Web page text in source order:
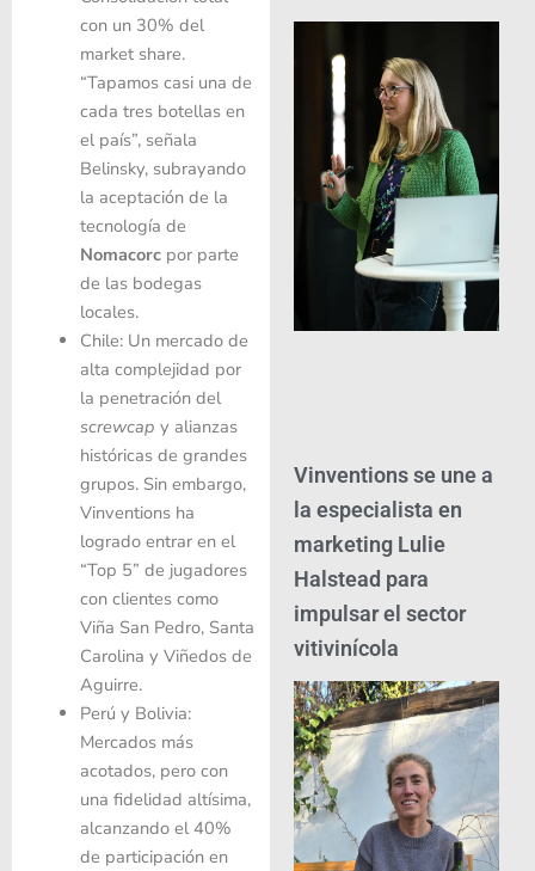
con un 30% del
market share.
“Tapamos casi una de
cada tres botellas en
el país”, señala
Belinsky, subrayando
la aceptación de la
tecnología de
Nomacorcpor parte
de las bodegas
locales.
Chile: Un mercado de
alta complejidad por
la penetración del
screwcap y alianzas
históricas de grandes
grupos. Sin embargo,
Vinventions ha
logrado entrar en el
“Top 5” de jugadores
con clientes como
Viña San Pedro, Santa
Carolina y Viñedos de
Aguirre.
Perú y Bolivia:
Mercados más
acotados, pero con
una fidelidad altísima,
alcanzando el 40%
de participación en
Vinventions se une a
la especialista en
marketing Lulie
Halstead para
impulsar el sector
vitivinícola